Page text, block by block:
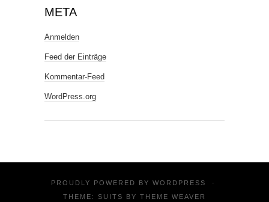
META
Anmelden
Feed der Einträge
Kommentar-Feed
WordPress.org
PROUDLY POWERED BY WORDPRESS
·
THEME: SUITS BY THEME WEAVER